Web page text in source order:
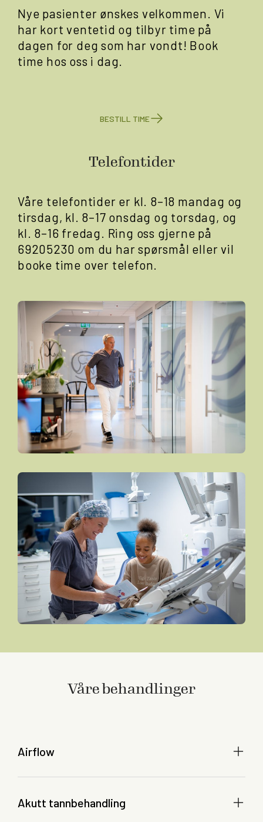
Nye pasienter ønskes velkommen. Vi
har kort ventetid og tilbyr time på
dagen for deg som har vondt! Book
time hos oss i dag.
BESTILL TIME
Telefontider
Våre telefontider er kl. 8–18 mandag og
tirsdag, kl. 8–17 onsdag og torsdag, og
kl. 8–16 fredag. Ring oss gjerne på
69205230 om du har spørsmål eller vil
booke time over telefon.
Våre behandlinger
Airflow
Akutt tannbehandling